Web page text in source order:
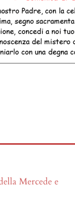
Mercede e